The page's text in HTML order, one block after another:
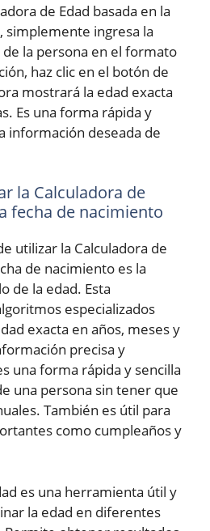
de Edad basada en la
simplemente ingresa la
la persona en el formato
haz clic en el botón de
mostrará la edad exacta
Es una forma rápida y
información deseada de
la Calculadora de
fecha de nacimiento
utilizar la Calculadora de
de nacimiento es la
de la edad. Esta
especializados
exacta en años, meses y
precisa y
una forma rápida y sencilla
una persona sin tener que
También es útil para
como cumpleaños y
es una herramienta útil y
la edad en diferentes